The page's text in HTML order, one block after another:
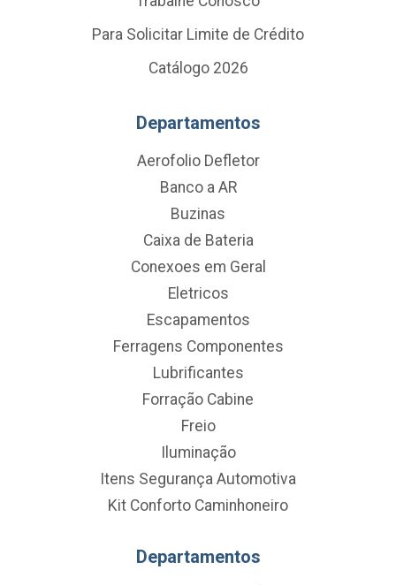
Para Solicitar Limite de Crédito
Catálogo 2026
Departamentos
Aerofolio Defletor
Banco a AR
Buzinas
Caixa de Bateria
Conexoes em Geral
Eletricos
Escapamentos
Ferragens Componentes
Lubrificantes
Forração Cabine
Freio
Iluminação
Itens Segurança Automotiva
Kit Conforto Caminhoneiro
Departamentos